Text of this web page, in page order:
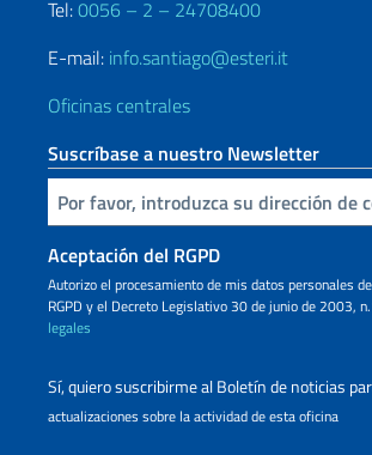
Tel:0056 – 2 – 24708400
E-mail: info.santiago@esteri.it
Oficinas centrales
Suscríbase a nuestro Newsletter
Inserta tu correo electronico
Aceptación del RGPD
Autorizo ​​el procesamiento de mis datos personales
RGPD y el Decreto Legislativo 30 de junio de 2003,
legales
Sí, quiero suscribirme al Boletín de noticias
actualizaciones sobre la actividad de esta oficina